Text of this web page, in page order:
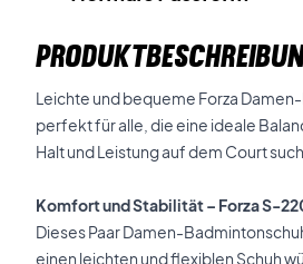
Leichte und bequeme Forza
perfekt für alle, die eine ideale
Halt und Leistung auf dem Court
Komfort und Stabilität – Forza S-
Dieses Paar Damen-
einen leichten und flexiblen Schuh